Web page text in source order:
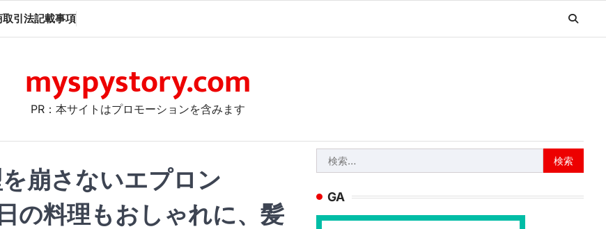
取引法記載事項
myspystory.com
PR：本サイトはプロモーションを含みます
崩さないエプロン
の料理もおしゃれに、髪
索:
GA